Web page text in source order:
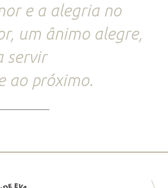
e a alegria no
um ânimo alegre,
servir
ao próximo.